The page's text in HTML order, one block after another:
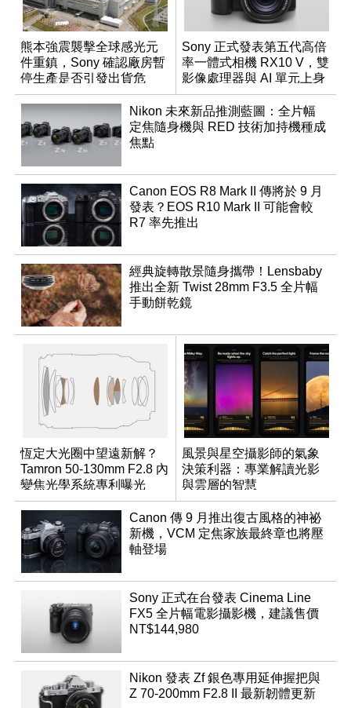
熊本強震襲擊全球感光元
件重鎮，Sony 確認廠房暫
停生產是否引發出貨危
機？
Sony 正式發表第五代高倍
率一體式相機 RX10 V，雙
影像處理器與 AI 單元上身
Nikon 未來新品推測藍圖：全片幅
定焦隨身機與 RED 技術加持機種成
焦點
Canon EOS R8 Mark II 傳將於 9 月
發表？EOS R10 Mark II 可能會較
R7 率先推出
經典旋轉散景隨身攜帶！Lensbaby
推出全新 Twist 28mm F3.5 全片幅
手動餅乾鏡
恆定大光圈中望遠新解？
Tamron 50-130mm F2.8 內
變焦光學系統專利曝光
風景與星空攝影師的氣象
決策利器：專業解讀光影
與雲層的智慧
App「Atmos」登場
Canon 傳 9 月推出復古風格的神祕
新機，VCM 定焦家族最終章也將壓
軸登場
Sony 正式在台發表 Cinema Line
FX5 全片幅電影攝影機，建議售價
NT$144,980
Nikon 發表 Zf 銀色專用延伸握把與
Z 70-200mm F2.8 II 最新韌體更新